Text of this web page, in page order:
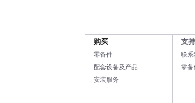
购买
零备件
配套设备及产品
安装服务
支持
联系
零